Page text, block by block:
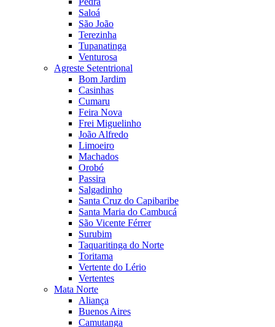
Saloá
São João
Terezinha
Tupanatinga
Venturosa
Agreste Setentrional
Bom Jardim
Casinhas
Cumaru
Feira Nova
Frei Miguelinho
João Alfredo
Limoeiro
Machados
Orobó
Passira
Salgadinho
Santa Cruz do Capibaribe
Santa Maria do Cambucá
São Vicente Férrer
Surubim
Taquaritinga do Norte
Toritama
Vertente do Lério
Vertentes
Mata Norte
Aliança
Buenos Aires
Camutanga